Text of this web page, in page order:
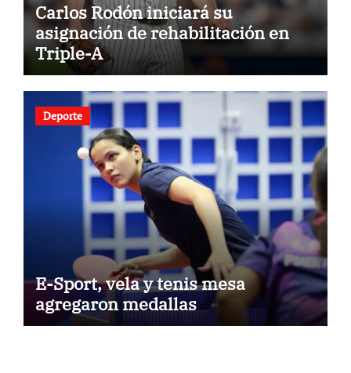
Carlos Rodón iniciará su
asignación de rehabilitación en
Triple-A
Deporte
E-Sport, vela y tenis mesa
agregaron medallas